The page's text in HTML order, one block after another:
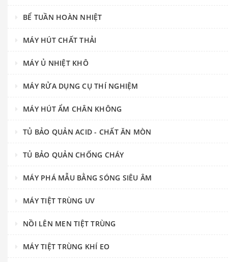
BỂ TUẦN HOÀN NHIỆT
MÁY HÚT CHẤT THẢI
MÁY Ủ NHIỆT KHÔ
MÁY RỬA DỤNG CỤ THÍ NGHIỆM
MÁY HÚT ẨM CHÂN KHÔNG
TỦ BẢO QUẢN ACID - CHẤT ĂN MÒN
TỦ BẢO QUẢN CHỐNG CHÁY
MÁY PHÁ MẪU BẰNG SÓNG SIÊU ÂM
MÁY TIỆT TRÙNG UV
NỒI LÊN MEN TIỆT TRÙNG
MÁY TIỆT TRÙNG KHÍ EO